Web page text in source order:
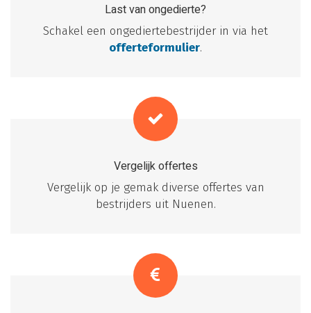
Last van ongedierte?
Schakel een ongediertebestrijder in via het
offerteformulier.
Vergelijk offertes
Vergelijk op je gemak diverse offertes van
bestrijders uit Nuenen.